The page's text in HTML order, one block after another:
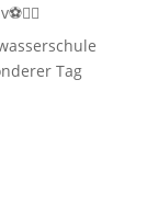
Tag